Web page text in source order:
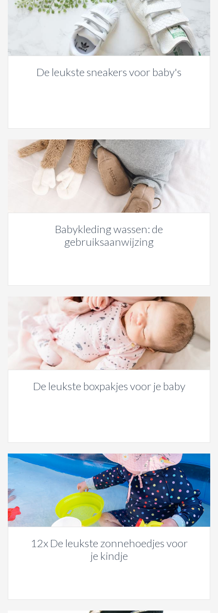
De leukste sneakers voor baby's
Babykleding wassen: de
gebruiksaanwijzing
De leukste boxpakjes voor je baby
12x De leukste zonnehoedjes voor
je kindje